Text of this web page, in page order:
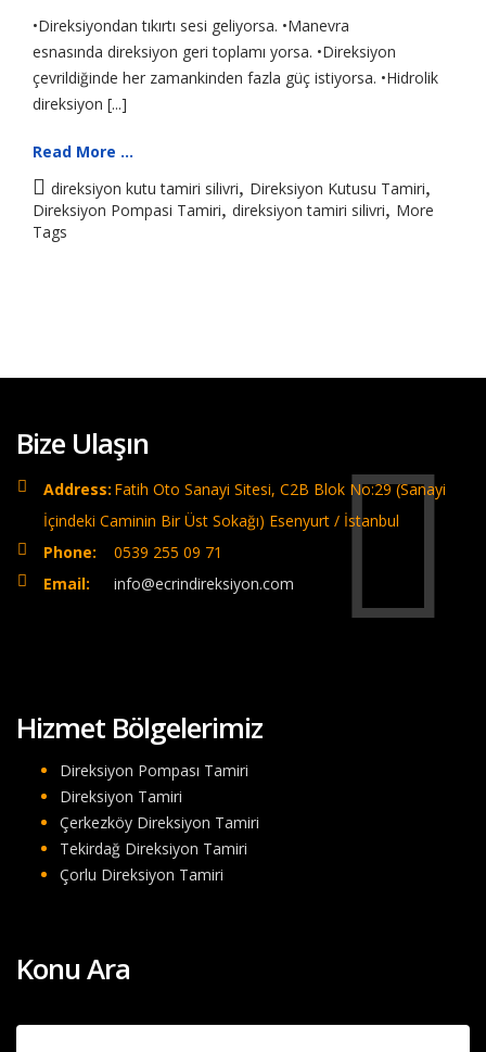
•Direksiyondan tıkırtı sesi geliyorsa. •Manevra
esnasında direksiyon geri toplamı yorsa. •Direksiyon
çevrildiğinde her zamankinden fazla güç istiyorsa. •Hidrolik
direksiyon [...]
Read More ...
direksiyon kutu tamiri silivri, Direksiyon Kutusu Tamiri,
Direksiyon Pompasi Tamiri, direksiyon tamiri silivri, More
Tags
Bize Ulaşın
Address: Fatih Oto Sanayi Sitesi, C2B Blok No:29 (Sanayi
İçindeki Caminin Bir Üst Sokağı) Esenyurt / İstanbul
Phone:
0539 255 09 71
Email:
info@ecrindireksiyon.com
Hizmet Bölgelerimiz
Direksiyon Pompası Tamiri
Direksiyon Tamiri
Çerkezköy Direksiyon Tamiri
Tekirdağ Direksiyon Tamiri
Çorlu Direksiyon Tamiri
Konu Ara
Arama: